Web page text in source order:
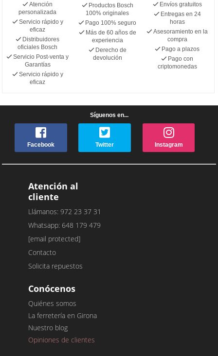
Atención
personalizada
Servicio rápido y
eficaz
Distribuidores
oficiales Bosch
Servicio Post-venta y
Garantías
Servicio rápido y
eficaz
Productos Bosch
100% originales
Pago 100% seguro
Más de 60 años de
experiencia
Derecho de
devolución
Envíos gratuitos
Entregas en 24
horas
Asesoramiento en la
compra
Pago a plazos
Pago con
criptomonedas
Síguenos en...
Facebook Twitter Instagram
Atención al
cliente
Llámanos: 972 23 37 31
Whatsapp: 648 179 479
[email protected]
Contacto
Solicita repuestos
Conócenos
Quiénes somos
La ferretería en Girona
Nuestro blog
Opiniones de clientes